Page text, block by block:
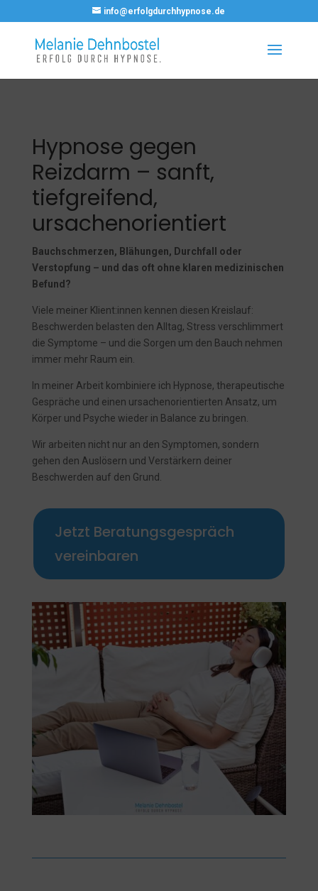
info@erfolgdurchhypnose.de
Hypnose gegen
Reizdarm – sanft,
tiefgreifend,
ursachenorientiert
Bauchschmerzen, Blähungen, Durchfall oder
Verstopfung – und das oft ohne klaren medizinischen
Befund?
Viele meiner Klient:innen kennen diesen Kreislauf:
Beschwerden belasten den Alltag, Stress verschlimmert
die Symptome – und die Sorgen um den Bauch nehmen
immer mehr Raum ein.
In meiner Arbeit kombiniere ich Hypnose, therapeutische
Gespräche und einen ursachenorientierten Ansatz, um
Körper und Psyche wieder in Balance zu bringen.
Wir arbeiten nicht nur an den Symptomen, sondern
gehen den Auslösern und Verstärkern deiner
Beschwerden auf den Grund.
Jetzt Beratungsgespräch
vereinbaren